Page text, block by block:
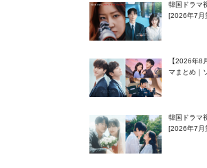
韓国ドラマ
[2026年7月
【2026年8
マまとめ｜
韓国ドラマ
[2026年7月